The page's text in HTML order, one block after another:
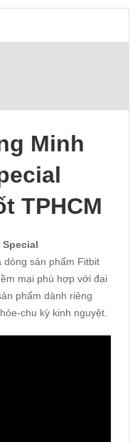
Minh
TPHCM
dòng sản phẩm Fitbit
mại phù hợp với đại
phẩm dành riêng
chu kỳ kinh nguyệt.